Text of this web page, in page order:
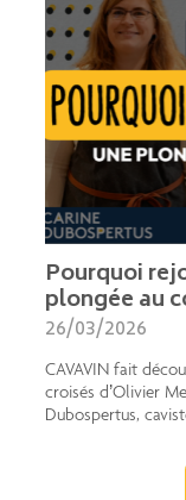
Pourquoi
plongée au
26/03/2026
CAVAVIN fait
croisés d’Olivier
Dubospertus,